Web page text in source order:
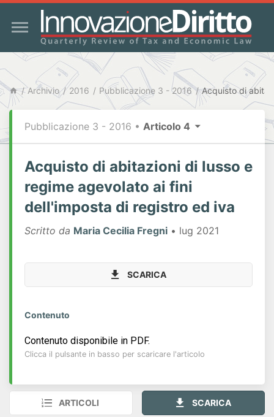
Archivio 2016 Pubblicazione 3 - 2016
Pubblicazione 3 - 2016 • Articolo 4
Acquisto di abitazioni di lusso e
regime agevolato ai fini
dell'imposta di registro ed iva
Scritto da Maria Cecilia Fregni • lug 2021
SCARICA
Contenuto
Contenuto disponibile in PDF.
Clicca il pulsante in basso per scaricare l'articolo
ARTICOLI SCARICA